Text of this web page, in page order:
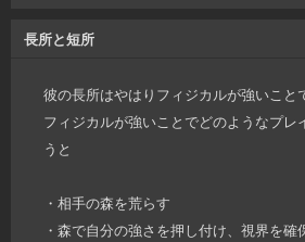
長所と短所
彼の長所はやはりフィジカルが強いこと
フィジカルが強いことでどのようなプレ
うと
・相手の森を荒らす
・森で自分の強さを押し付け、視界を確